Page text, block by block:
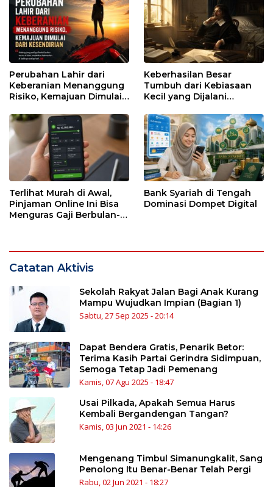
Perubahan Lahir dari
Keberanian Menanggung
Risiko, Kemajuan Dimulai
Keberhasilan Besar
Tumbuh dari Kebiasaan
Kecil yang Dijalani
Terlihat Murah di Awal,
Pinjaman Online Ini Bisa
Menguras Gaji Berbulan-
Bank Syariah di Tengah
Dominasi Dompet Digital
Catatan Aktivis
Sekolah Rakyat Jalan Bagi Anak Kurang
Mampu Wujudkan Impian (Bagian 1)
Sabtu, 27 Sep 2025 - 20:14
Dapat Bendera Gratis, Penarik Betor:
Terima Kasih Partai Gerindra Sidimpuan,
Semoga Tetap Jadi Pemenang
Kamis, 07 Agu 2025 - 18:47
Usai Pilkada, Apakah Semua Harus
Kembali Bergandengan Tangan?
Kamis, 03 Jun 2021 - 14:26
Mengenang Timbul Simanungkalit, Sang
Penolong Itu Benar-Benar Telah Pergi
Rabu, 02 Jun 2021 - 18:27